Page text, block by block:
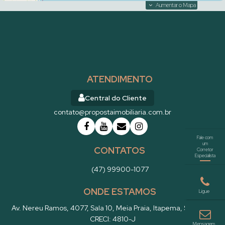
2.190.000
Apartamento
Aumentar o Mapa
ATENDIMENTO
Central do Cliente
contato@propostaimobiliaria.com.br
CONTATOS
(47) 99900-1077
ONDE ESTAMOS
Av. Nereu Ramos, 4077, Sala 10, Meia Praia, Itapema, SC
Brasil
CRECI: 4810-J